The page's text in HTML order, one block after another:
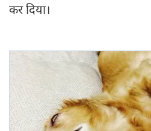
कर दिया।